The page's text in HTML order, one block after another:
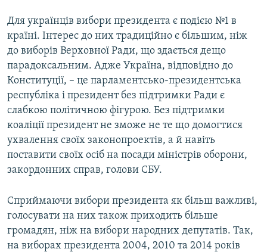
Для українців вибори президента є подією №1 в
країні. Інтерес до них традиційно є більшим, ніж
до виборів Верховної Ради, що здається дещо
парадоксальним. Адже Україна, відповідно до
Конституції, – це парламентсько-президентська
республіка і президент без підтримки Ради є
слабкою політичною фігурою. Без підтримки
коаліції президент не зможе не те що домогтися
ухвалення своїх законопроектів, а й навіть
поставити своїх осіб на посади міністрів оборони,
закордонних справ, голови СБУ.
Сприймаючи вибори президента як більш важливі,
голосувати на них також приходить більше
громадян, ніж на вибори народних депутатів. Так,
на виборах президента 2004, 2010 та 2014 років